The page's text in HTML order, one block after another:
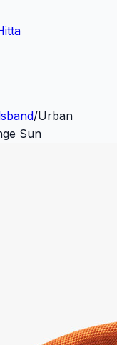
/Urban
Sun